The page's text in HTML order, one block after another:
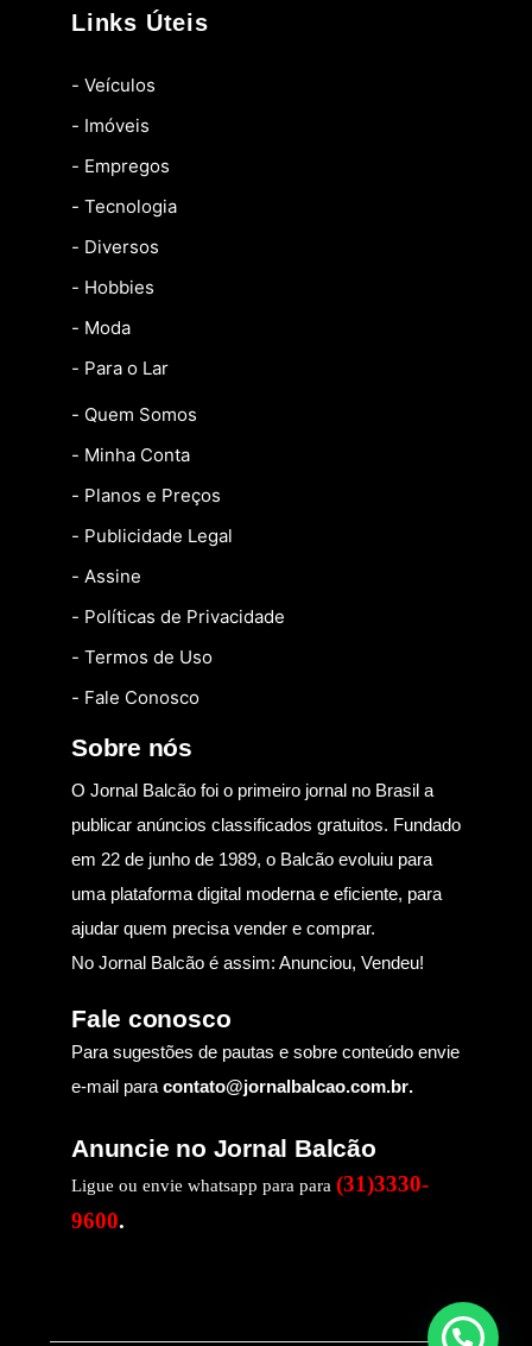
Links Úteis
- Veículos
- Imóveis
- Empregos
- Tecnologia
- Diversos
- Hobbies
- Moda
- Para o Lar
- Quem Somos
- Minha Conta
- Planos e Preços
- Publicidade Legal
- Assine
- Políticas de Privacidade
- Termos de Uso
- Fale Conosco
Sobre nós
O Jornal Balcão foi o primeiro jornal no Brasil a
publicar anúncios classificados gratuitos. Fundado
em 22 de junho de 1989, o Balcão evoluiu para
uma plataforma digital moderna e eficiente, para
ajudar quem precisa vender e comprar.
No Jornal Balcão é assim: Anunciou, Vendeu!
Fale conosco
Para sugestões de pautas e sobre conteúdo envie
e-mail para contato@jornalbalcao.com.br.
Anuncie no Jornal Balcão
Ligue ou envie whatsapp para para (31)3330-
9600.